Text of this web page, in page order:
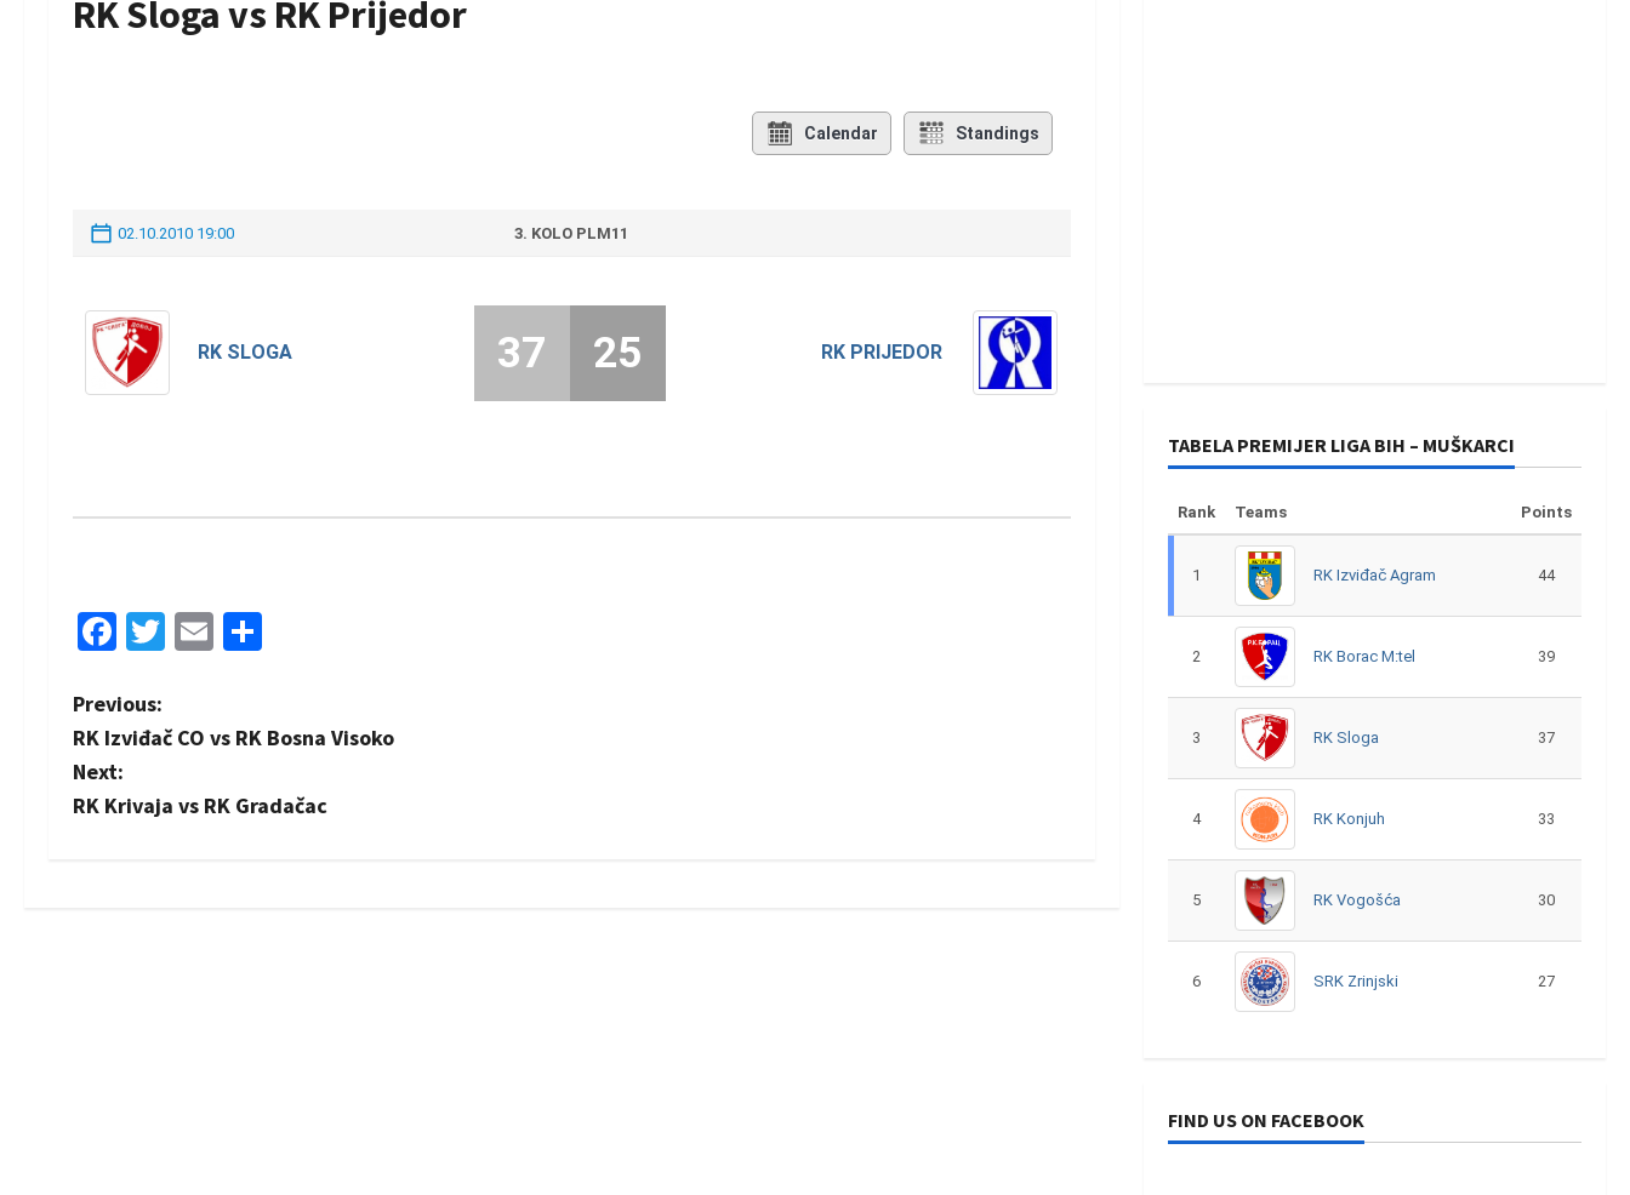
RK Sloga vs RK Prijedor
Calendar Standings
02.10.2010 19:00 3. KOLO PLM11
RK SLOGA RK PRIJEDOR
37 25
Facebook
Twitter
Email
P
o
s
Previous:
RK Izviđač CO vs RK Bosna Visoko
Next:
RK Krivaja vs RK Gradačac
TABELA PREMIJER LIGA BIH – MUŠKARCI
Rank Teams Points
1 RK Izviđač Agram 44
2 RK Borac M:tel 39
3 RK Sloga 37
4 RK Konjuh 33
5 RK Vogošća 30
6 SRK Zrinjski 27
FIND US ON FACEBOOK